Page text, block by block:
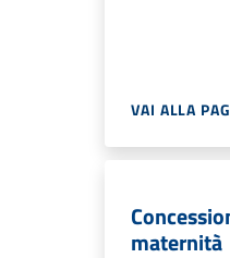
VAI ALLA
maternità